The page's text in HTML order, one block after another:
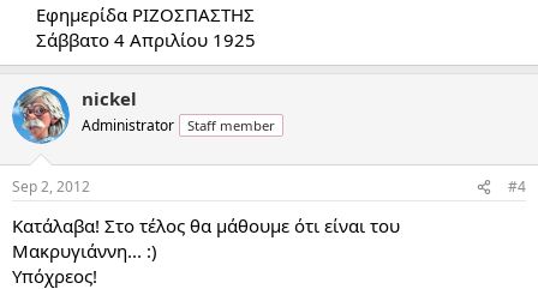
Εφημερίδα ΡΙΖΟΣΠΑΣΤΗΣ
Σάββατο 4 Απριλίου 1925​
nickel
Administrator Staff member
Sep 2, 2012 #4
Κατάλαβα! Στο τέλος θα μάθουμε ότι είναι του
Μακρυγιάννη... :)
Υπόχρεος!